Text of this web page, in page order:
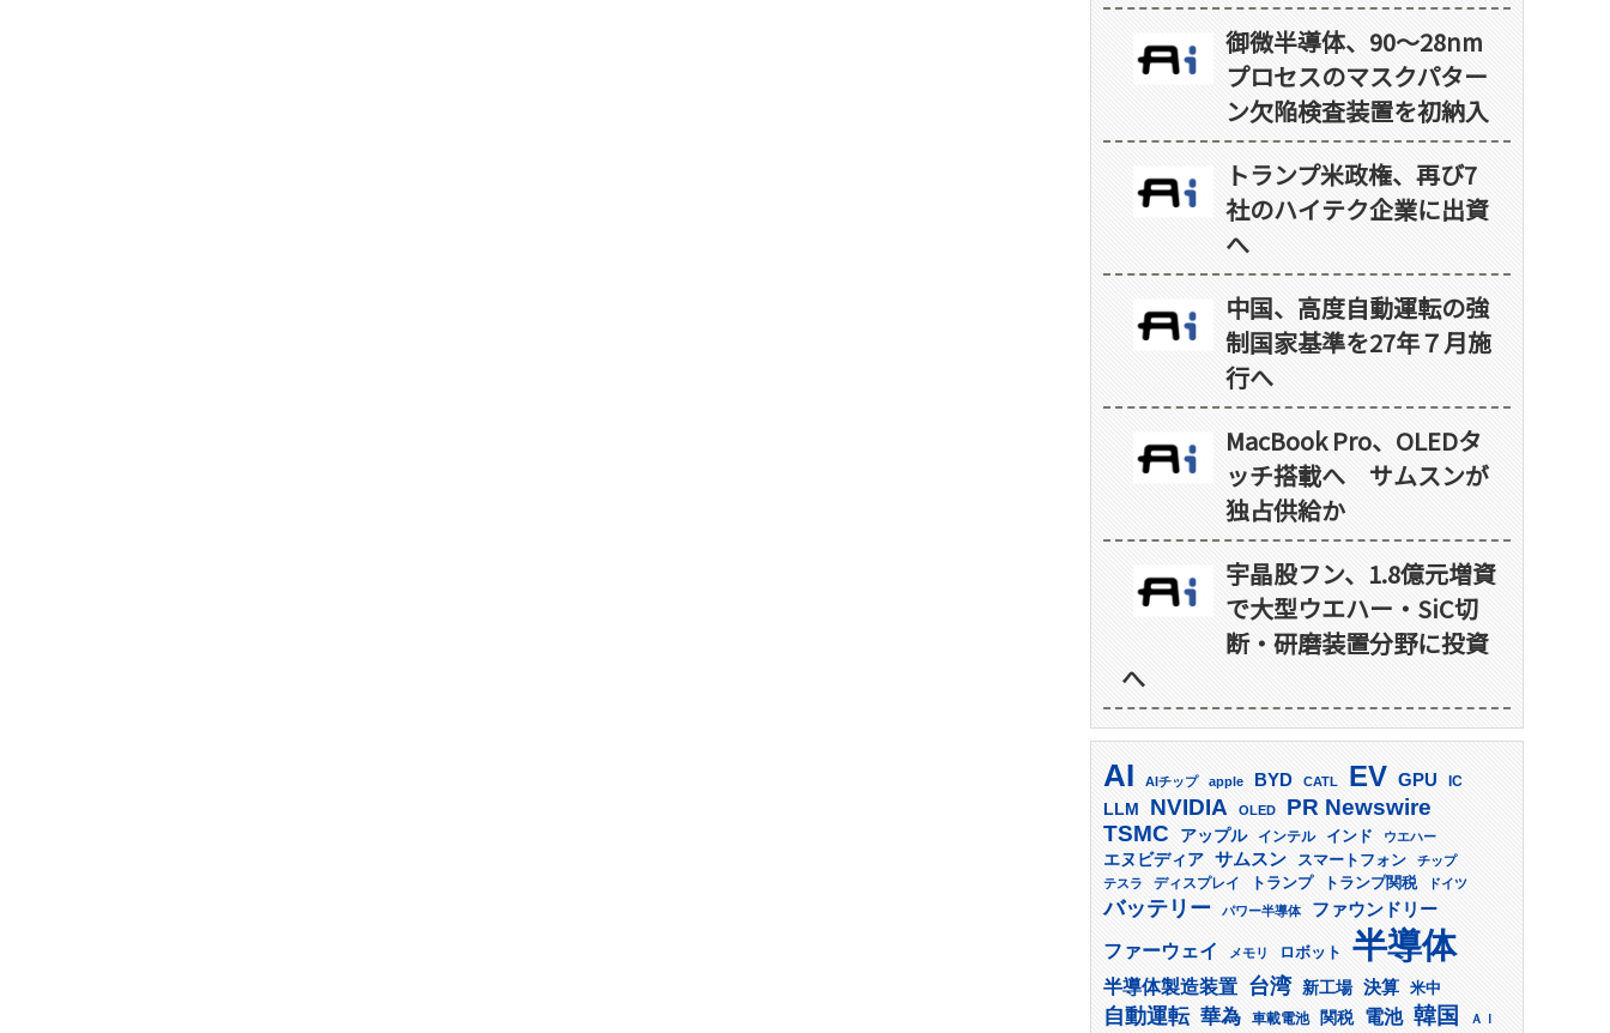
御微半導体、90～28nm
プロセスのマスクパター
ン欠陥検査装置を初納入
トランプ米政権、再び7
社のハイテク企業に出資
へ
中国、高度自動運転の強
制国家基準を27年７月施
行へ
MacBook Pro、OLEDタ
ッチ搭載へ サムスンが
独占供給か
宇晶股フン、1.8億元増資
で大型ウエハー・SiC切
断・研磨装置分野に投資
へ
AI AIチップ apple BYD CATL EV GPU IC
LLM NVIDIA OLED PR Newswire
TSMC アップル インテル インド ウエハー
エヌビディア サムスン スマートフォン
チップ
テスラ
ディスプレイ トランプ トランプ関税 ドイツ
バッテリー パワー半導体 ファウンドリー
ファーウェイ メモリ ロボット 半導体
半導体製造装置 台湾 新工場 決算 米中
自動運転 華為 車載電池 関税 電池 韓国 ＡＩ